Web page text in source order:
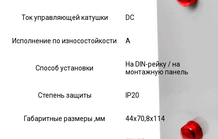
Ток управляющей катушки DC
Исполнение по износостойкости А
Способ установки
На DIN-рейку / на
монтажную панель
Степень защиты IP20
Габаритные размеры ,мм 44х70,8х114